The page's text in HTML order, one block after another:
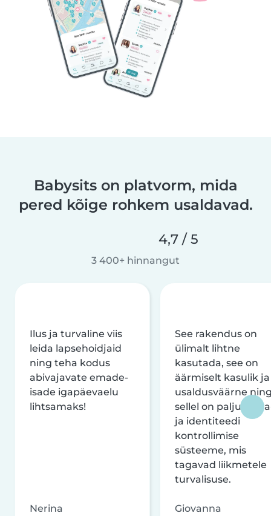
Babysits on platvorm, mida
pered kõige rohkem usaldavad.
4,7 / 5
3 400+ hinnangut
Ilus ja turvaline viis
leida lapsehoidjaid
ning teha kodus
abivajavate emade-
isade igapäevaelu
lihtsamaks!
Nerina
See rakendus on
ülimalt lihtne
kasutada, see on
äärmiselt kasulik ja
usaldusväärne
sellel on palju
ja identiteedi
kontrollimise
süsteeme, mis
tagavad liikmetele
turvalisuse.
Giovanna